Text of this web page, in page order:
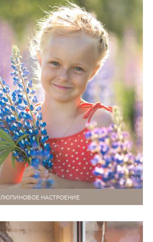
ЛЮПИНОВОЕ НАСТРОЕНИЕ